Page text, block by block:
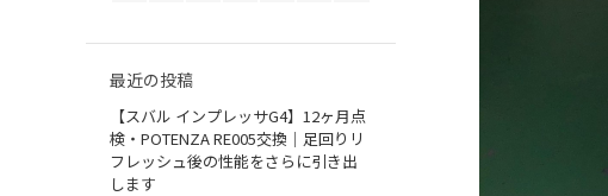
最近の投稿
【スバル インプレッサG4】12ヶ月点
検・POTENZA RE005交換｜足回りリ
フレッシュ後の性能をさらに引き出
します